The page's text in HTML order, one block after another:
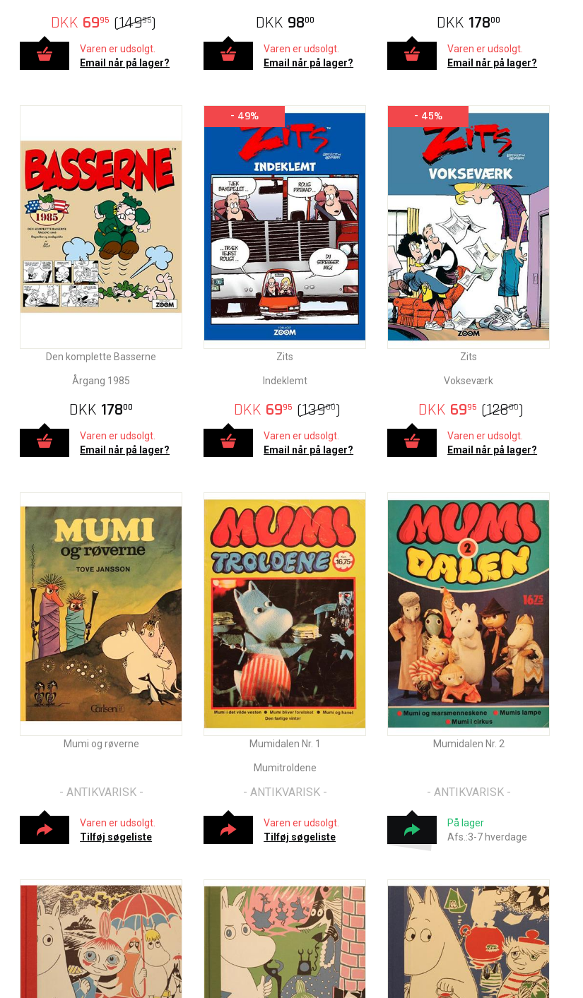
DKK 6995 (14995)
Varen er udsolgt.
Email når på lager?
DKK 9800
Varen er udsolgt.
Email når på lager?
DKK 17800
Varen er udsolgt.
Email når på lager?
Den komplette Basserne
Årgang 1985
DKK 17800
Varen er udsolgt.
Email når på lager?
- 49%
Zits
Indeklemt
DKK 6995 (13900)
Varen er udsolgt.
Email når på lager?
- 45%
Zits
Vokseværk
DKK 6995 (12800)
Varen er udsolgt.
Email når på lager?
Mumi og røverne
- ANTIKVARISK -
Varen er udsolgt.
Tilføj søgeliste
Mumidalen Nr. 1
Mumitroldene
- ANTIKVARISK -
Varen er udsolgt.
Tilføj søgeliste
Mumidalen Nr. 2
- ANTIKVARISK -
På lager
Afs.:3-7 hverdage